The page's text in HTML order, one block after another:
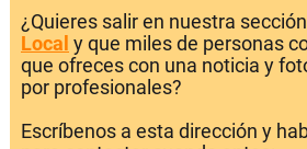
¿Quieres salir en nuestra
Local y que miles de personas
que ofreces con una noticia y
por profesionales?
Escríbenos a esta dirección y